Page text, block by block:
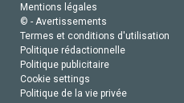
Mentions légales
© - Avertissements
Termes et conditions d'utilisation
Politique rédactionnelle
Politique publicitaire
Cookie settings
Politique de la vie privée